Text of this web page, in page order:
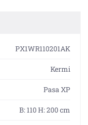
PX1WR110201AK
Kermi
Pasa XP
B: 110 H: 200 cm